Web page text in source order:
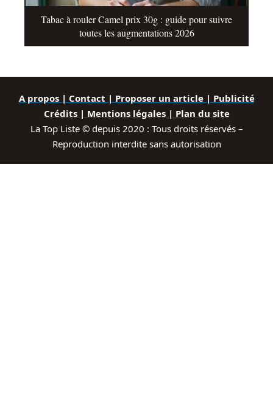
Tabac à rouler Camel prix 30g : guide pour suivre
toutes les augmentations 2026
A propos | Contact | Proposer un article | Publicité
Crédits | Mentions légales | Plan du site
La Top Liste © depuis 2020 : Tous droits réservés –
Reproduction interdite sans autorisation